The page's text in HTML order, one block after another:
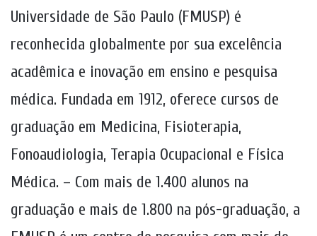
Universidade de São Paulo (FMUSP) é
reconhecida globalmente por sua excelência
acadêmica e inovação em ensino e pesquisa
médica. Fundada em 1912, oferece cursos de
graduação em Medicina, Fisioterapia,
Fonoaudiologia, Terapia Ocupacional e Física
Médica. – Com mais de 1.400 alunos na
graduação e mais de 1.800 na pós-graduação, a